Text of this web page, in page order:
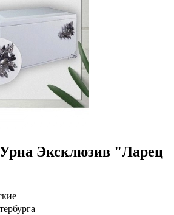
Эксклюзив "Ларец